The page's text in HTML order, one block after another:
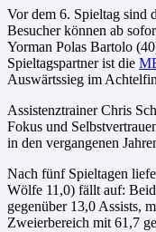
Vor dem 6. Spieltag sind
Besucher können ab
Yorman Polas Bartolo
Spieltagspartner ist die
Auswärtssieg im
Assistenztrainer Chris
Fokus und
in den vergangenen
Nach fünf Spieltagen
Wölfe 11,0) fällt auf:
gegenüber 13,0 Assists,
Zweierbereich mit 61,7